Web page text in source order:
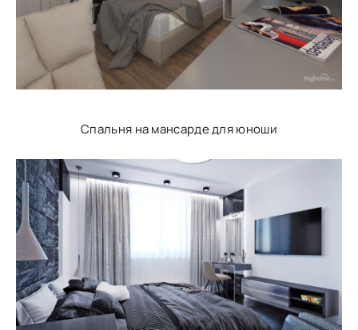
Спальня на мансарде для юноши